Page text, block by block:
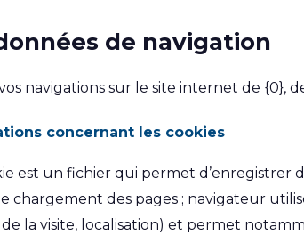
de navigation
navigations sur le site internet de {0},
concernant les cookies
est un fichier qui permet d’enregistrer
chargement des pages ; navigateur
la visite, localisation) et permet